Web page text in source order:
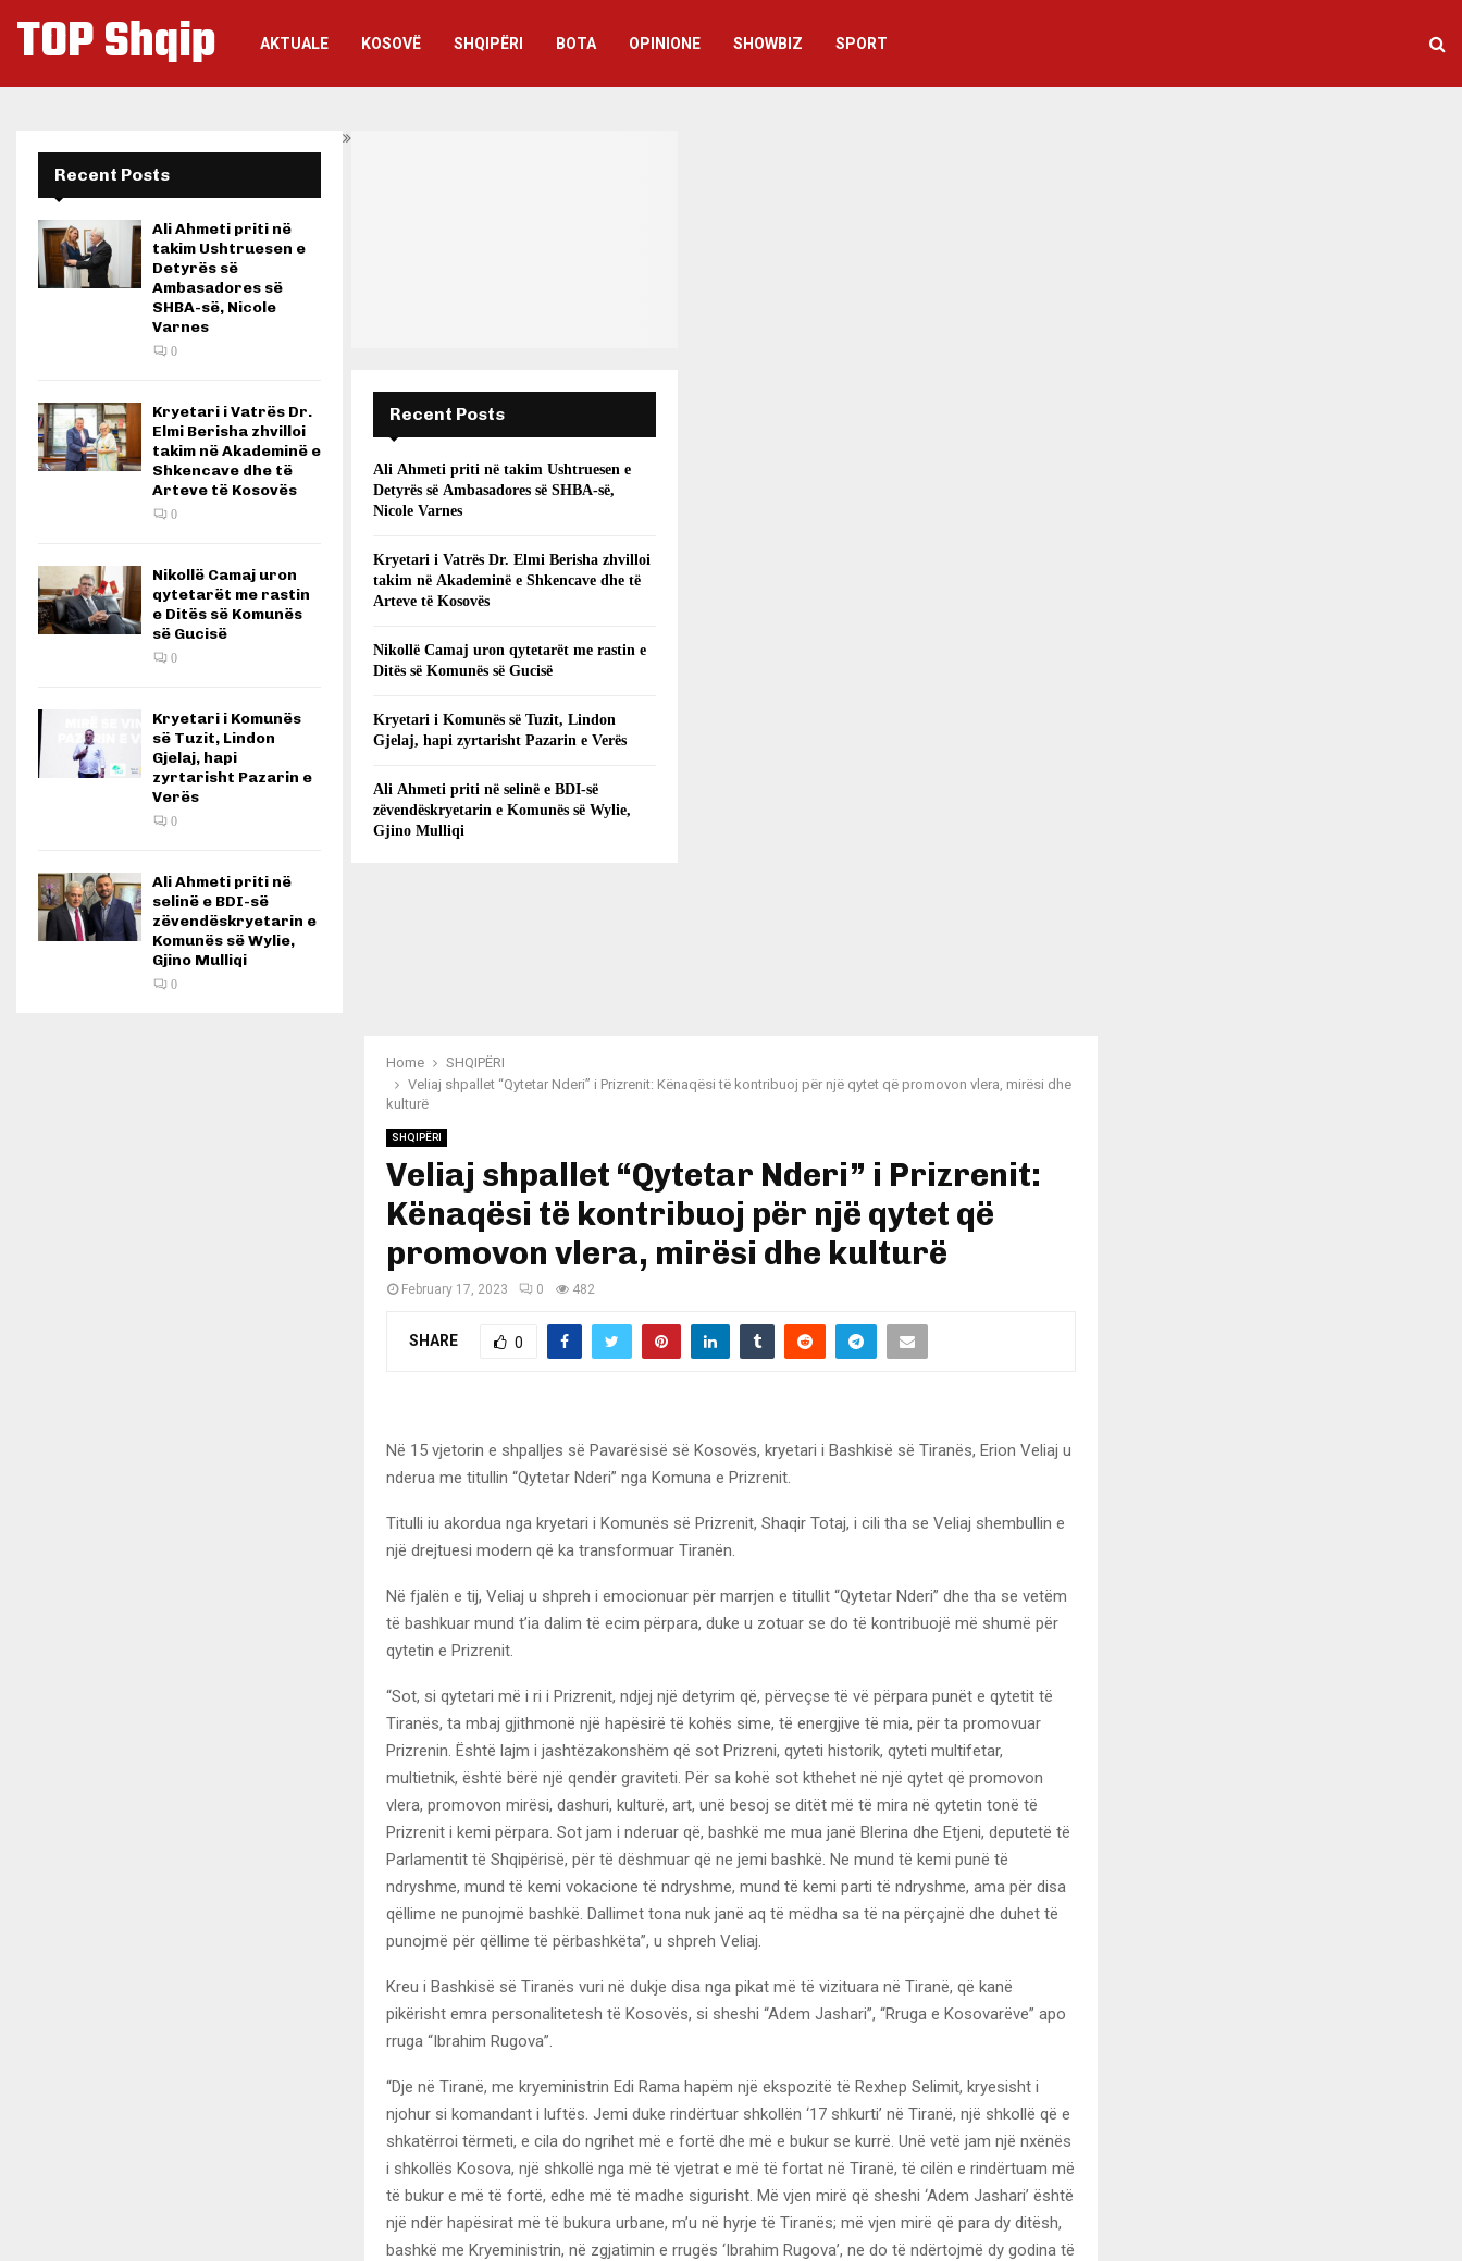
TOP Shqip AKTUALE KOSOVË SHQIPËRI BOTA OPINIONE SHOWBIZ SPORT
Home
SHQIPËRI
Veliaj shpallet “Qytetar Nderi” i Prizrenit: Kënaqësi të kontribuoj për një qytet që promovon vlera, mirësi dhe
kulturë
SHQIPËRI
Veliaj shpallet “Qytetar Nderi” i Prizrenit:
Kënaqësi të kontribuoj për një qytet që
promovon vlera, mirësi dhe kulturë
February 17, 2023 0 482
SHARE 0
Në 15 vjetorin e shpalljes së Pavarësisë së Kosovës, kryetari i Bashkisë së Tiranës, Erion Veliaj u
nderua me titullin “Qytetar Nderi” nga Komuna e Prizrenit.
Titulli iu akordua nga kryetari i Komunës së Prizrenit, Shaqir Totaj, i cili tha se Veliaj shembullin e
një drejtuesi modern që ka transformuar Tiranën.
Në fjalën e tij, Veliaj u shpreh i emocionuar për marrjen e titullit “Qytetar Nderi” dhe tha se vetëm
të bashkuar mund t’ia dalim të ecim përpara, duke u zotuar se do të kontribuojë më shumë për
qytetin e Prizrenit.
“Sot, si qytetari më i ri i Prizrenit, ndjej një detyrim që, përveçse të vë përpara punët e qytetit të
Tiranës, ta mbaj gjithmonë një hapësirë të kohës sime, të energjive të mia, për ta promovuar
Prizrenin. Është lajm i jashtëzakonshëm që sot Prizreni, qyteti historik, qyteti multifetar,
multietnik, është bërë një qendër graviteti. Për sa kohë sot kthehet në një qytet që promovon
vlera, promovon mirësi, dashuri, kulturë, art, unë besoj se ditët më të mira në qytetin tonë të
Prizrenit i kemi përpara. Sot jam i nderuar që, bashkë me mua janë Blerina dhe Etjeni, deputetë të
Parlamentit të Shqipërisë, për të dëshmuar që ne jemi bashkë. Ne mund të kemi punë të
ndryshme, mund të kemi vokacione të ndryshme, mund të kemi parti të ndryshme, ama për disa
qëllime ne punojmë bashkë. Dallimet tona nuk janë aq të mëdha sa të na përçajnë dhe duhet të
punojmë për qëllime të përbashkëta”, u shpreh Veliaj.
Kreu i Bashkisë së Tiranës vuri në dukje disa nga pikat më të vizituara në Tiranë, që kanë
pikërisht emra personalitetesh të Kosovës, si sheshi “Adem Jashari”, “Rruga e Kosovarëve” apo
rruga “Ibrahim Rugova”.
“Dje në Tiranë, me kryeministrin Edi Rama hapëm një ekspozitë të Rexhep Selimit, kryesisht i
njohur si komandant i luftës. Jemi duke rindërtuar shkollën ‘17 shkurti’ në Tiranë, një shkollë që e
shkatërroi tërmeti, e cila do ngrihet më e fortë dhe më e bukur se kurrë. Unë vetë jam një nxënës
i shkollës Kosova, një shkollë nga më të vjetrat e më të fortat në Tiranë, të cilën e rindërtuam më
të bukur e më të fortë, edhe më të madhe sigurisht. Më vjen mirë që sheshi ‘Adem Jashari’ është
një ndër hapësirat më të bukura urbane, m’u në hyrje të Tiranës; më vjen mirë që para dy ditësh,
bashkë me Kryeministrin, në zgjatimin e rrugës ‘Ibrahim Rugova’, ne do të ndërtojmë dy godina të
Recent Posts
Ali Ahmeti priti në
takim Ushtruesen e
Detyrës së
Ambasadores së
SHBA-së, Nicole
Varnes
0
Kryetari i Vatrës Dr.
Elmi Berisha zhvilloi
takim në Akademinë e
Shkencave dhe të
Arteve të Kosovës
0
Nikollë Camaj uron
qytetarët me rastin
e Ditës së Komunës
së Gucisë
0
Kryetari i Komunës
së Tuzit, Lindon
Gjelaj, hapi
zyrtarisht Pazarin e
Verës
0
Ali Ahmeti priti në
selinë e BDI-së
zëvendëskryetarin e
Komunës së Wylie,
Gjino Mulliqi
0
Recent Posts
Ali Ahmeti priti në takim Ushtruesen e
Detyrës së Ambasadores së SHBA-së,
Nicole Varnes
Kryetari i Vatrës Dr. Elmi Berisha zhvilloi
takim në Akademinë e Shkencave dhe të
Arteve të Kosovës
Nikollë Camaj uron qytetarët me rastin e
Ditës së Komunës së Gucisë
Kryetari i Komunës së Tuzit, Lindon
Gjelaj, hapi zyrtarisht Pazarin e Verës
Ali Ahmeti priti në selinë e BDI-së
zëvendëskryetarin e Komunës së Wylie,
Gjino Mulliqi